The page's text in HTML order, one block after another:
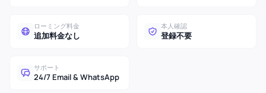
ローミング料金
追加料金なし
本人確認
登録不要
サポート
24/7 Email & WhatsApp